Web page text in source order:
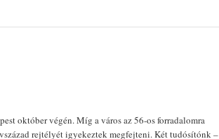
október végén. Míg a város az 56-os forradalomra
rejtélyét igyekeztek megfejteni. Két tudósítónk –